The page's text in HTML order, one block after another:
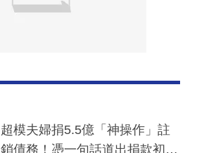
超模夫婦捐5.5億「神操作」註
銷債務！憑一句話道出捐款初